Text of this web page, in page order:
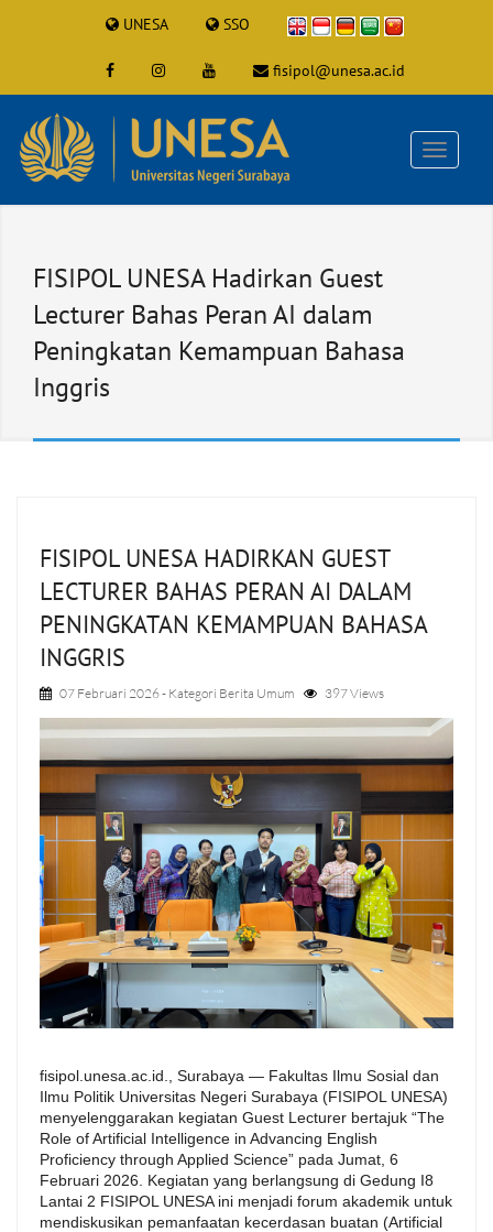
UNESA SSO
fisipol@unesa.ac.id
FISIPOL UNESA Hadirkan Guest
Lecturer Bahas Peran AI dalam
Peningkatan Kemampuan Bahasa
Inggris
FISIPOL UNESA HADIRKAN GUEST
LECTURER BAHAS PERAN AI DALAM
PENINGKATAN KEMAMPUAN BAHASA
INGGRIS
07 Februari 2026- Kategori Berita Umum 397 Views
fisipol.unesa.ac.id.
, Surabaya — Fakultas Ilmu Sosial dan
Ilmu Politik Universitas Negeri Surabaya (FISIPOL UNESA)
menyelenggarakan kegiatan Guest Lecturer bertajuk “The
Role of Artificial Intelligence in Advancing English
Proficiency through Applied Science” pada Jumat, 6
Februari 2026. Kegiatan yang berlangsung di Gedung I8
Lantai 2 FISIPOL UNESA ini menjadi forum akademik untuk
mendiskusikan pemanfaatan kecerdasan buatan (Artificial